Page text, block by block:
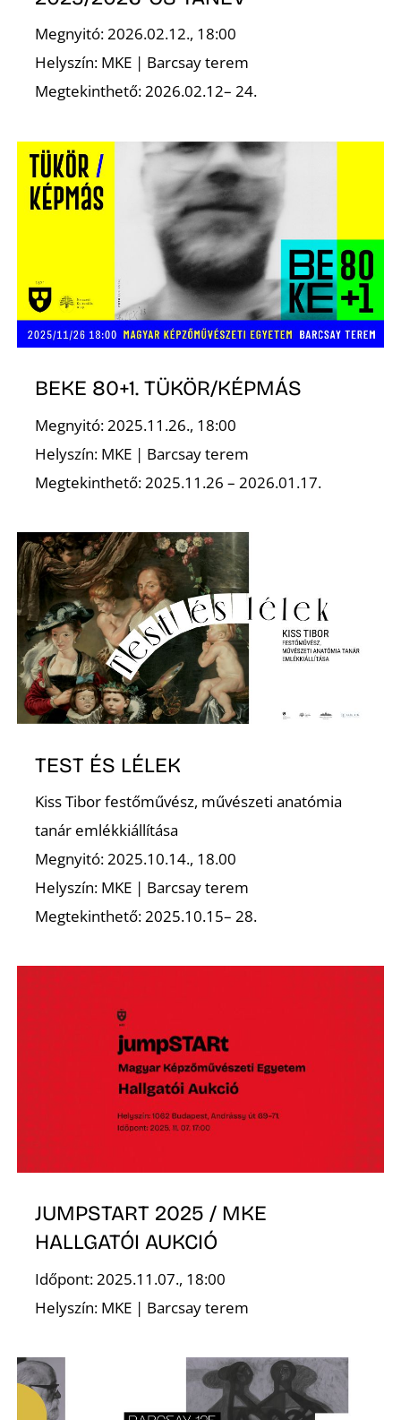
Megnyitó: 2026.02.12., 18:00
Helyszín: MKE | Barcsay terem
Megtekinthető: 2026.02.12– 24.
BEKE 80+1. TÜKÖR/KÉPMÁS
Megnyitó: 2025.11.26., 18:00
Helyszín: MKE | Barcsay terem
Megtekinthető: 2025.11.26 – 2026.01.17.
TEST ÉS LÉLEK
Kiss Tibor festőművész, művészeti anatómia
tanár emlékkiállítása
Megnyitó: 2025.10.14., 18.00
Helyszín: MKE | Barcsay terem
Megtekinthető: 2025.10.15– 28.
JUMPSTART 2025 / MKE
HALLGATÓI AUKCIÓ
Időpont: 2025.11.07., 18:00
Helyszín: MKE | Barcsay terem